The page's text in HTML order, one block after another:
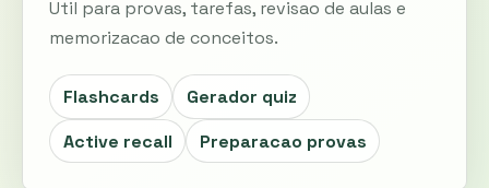
Util para provas, tarefas, revisao de aulas e
memorizacao de conceitos.
Flashcards
Gerador quiz
Active recall
Preparacao provas